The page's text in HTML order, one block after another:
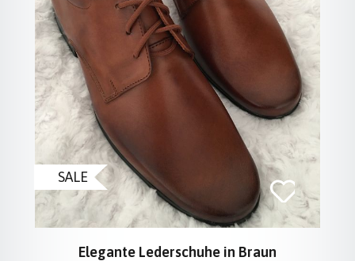
SALE
Elegante Lederschuhe in Braun